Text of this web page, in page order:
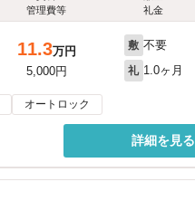
管理費等
礼金
11.3万円
5,000円
敷 不要
礼 1.0ヶ月
オートロック
詳細を見る